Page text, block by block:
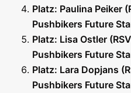
Platz: Paulina Peiker
Pushbikers Future
Platz: Lisa Ostler
Pushbikers Future
Platz: Lara Dopjans
Pushbikers Future